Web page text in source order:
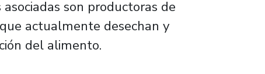
son productoras de
actualmente desechan y
del alimento.